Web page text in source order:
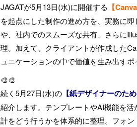
JAGATが5月13日(水)に開催する 【
を起点にした制作の進め方を、実務に
や、社内でのスムーズな共有、さらに
理。加えて、クライアントが作成した
ュニケーションの中で価値を生み出すポ
🎨🎨
続く5月27日(水)の 【紙デザイナーのた
紹介します。テンプレートやAI機能を
計をどう行うかを体系的に整理。フォ